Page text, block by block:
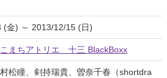
(金) ～ 2013/12/15 (日)
まちアトリエ 十三 BlackBoxx
松瞳、剣持瑞貴、曽奈千春（shortdra